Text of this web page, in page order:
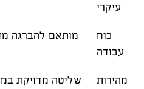
עיקרי
כוח
עבודה
מותאם להברגה
מהירות
שליטה מדויקת